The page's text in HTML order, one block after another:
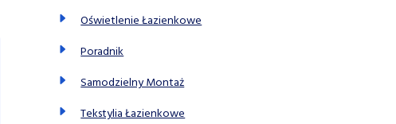
Oświetlenie Łazienkowe
Poradnik
Samodzielny Montaż
Tekstylia Łazienkowe